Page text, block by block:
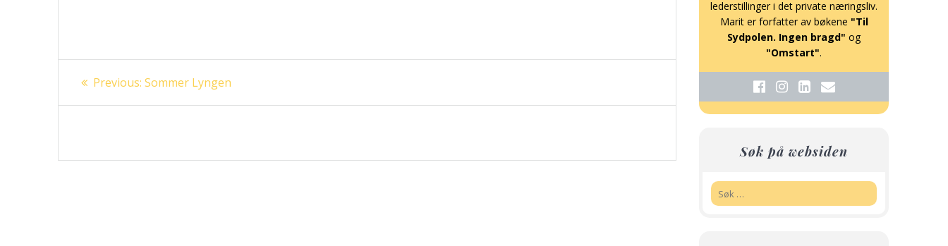
Innleggsnavigasjon
Previous: Previous
Sommer Lyngen
lederstillinger i det private næringsliv.
Marit er forfatter av bøkene "Til
Sydpolen. Ingen bragd" og
"Omstart".
Søk på websiden